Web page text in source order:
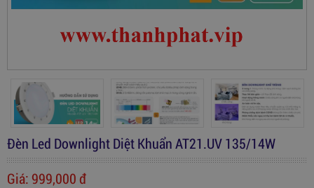
Đèn Led Downlight Diệt Khuẩn AT21.UV 135/14W
Giá:999,000 đ